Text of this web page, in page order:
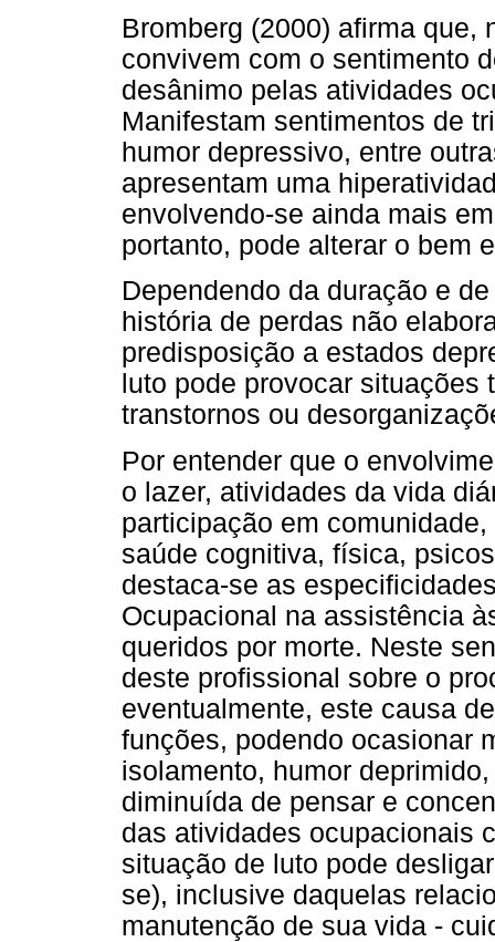
Bromberg (2000) afirma que,
convivem com o sentimento
desânimo pelas atividades
Manifestam sentimentos de
humor depressivo, entre
apresentam uma
envolvendo-se ainda mais
portanto, pode alterar o bem
Dependendo da duração e
história de perdas não
predisposição a estados
luto pode provocar
transtornos ou
Por entender que o
o lazer, atividades da vida
participação em
saúde cognitiva, física,
destaca-se as
Ocupacional na assistência
queridos por morte. Neste
deste profissional sobre o
eventualmente, este causa
funções, podendo ocasionar
isolamento, humor
diminuída de pensar e
das atividades ocupacionais
situação de luto pode
se), inclusive daquelas
manutenção de sua vida -